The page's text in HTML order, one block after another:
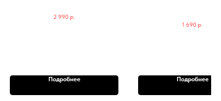
2 990 р.
Подробнее
1 690 р.
Подробнее